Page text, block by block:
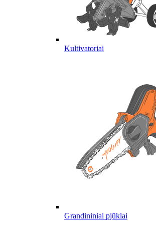
Kultivatoriai
Grandininiai pjūklai